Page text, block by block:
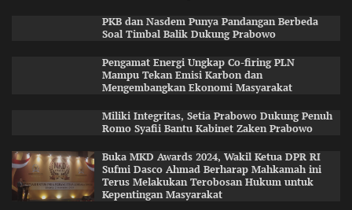
PKB dan Nasdem Punya Pandangan Berbeda
Soal Timbal Balik Dukung Prabowo
Pengamat Energi Ungkap Co-firing PLN
Mampu Tekan Emisi Karbon dan
Mengembangkan Ekonomi Masyarakat
Miliki Integritas, Setia Prabowo Dukung Penuh
Romo Syafii Bantu Kabinet Zaken Prabowo
Buka MKD Awards 2024, Wakil Ketua DPR RI
Sufmi Dasco Ahmad Berharap Mahkamah ini
Terus Melakukan Terobosan Hukum untuk
Kepentingan Masyarakat